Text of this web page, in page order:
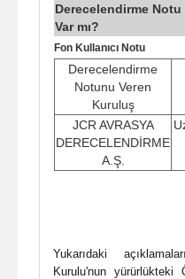
Derecelendirme Notu
Var mı?
Fon Kullanıcı Notu
Derecelendirme
Notunu Veren
Kuruluş
JCR AVRASYA
DERECELENDİRME
A.Ş.
Yukarıdaki
Kurulu'nun yürürlükteki